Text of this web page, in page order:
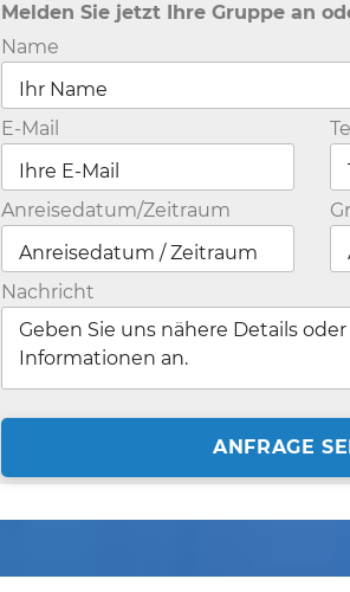
Melden Sie jetzt Ihre Gruppe an
Name
E-Mail
Anreisedatum/Zeitraum
Nachricht
ANFRAGE